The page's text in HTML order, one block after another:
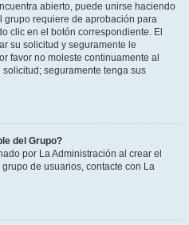
abierto, puede unirse haciendo
grupo requiere de aprobación para
clic en el botón correspondiente. El
su solicitud y seguramente le
favor no moleste continuamente al
seguramente tenga sus
del Grupo?
por La Administración al crear el
de usuarios, contacte con La